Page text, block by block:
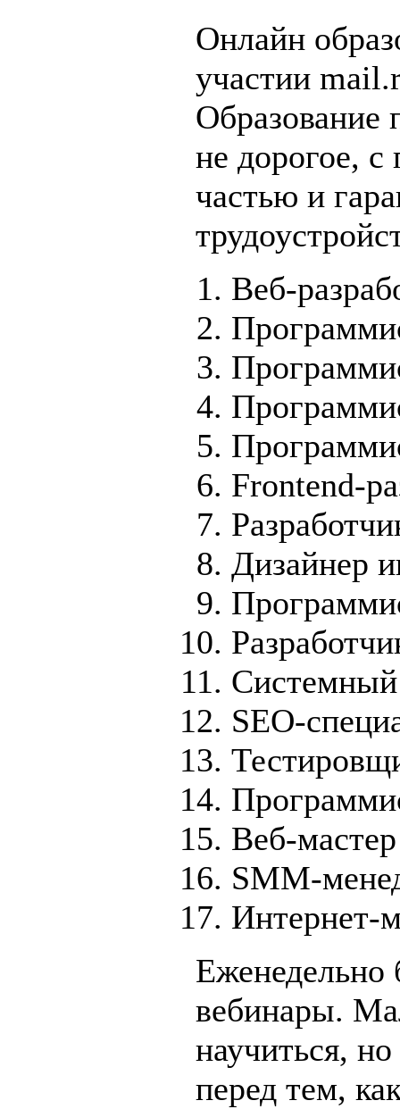
Онлайн
участии
Образование
не дорогое, с
частью и
Веб-
Frontend-
Дизайнер
Системный
SEO-
Веб-мастер
SMM-
Интернет-
Еженедельно
вебинары.
научиться,
перед тем,